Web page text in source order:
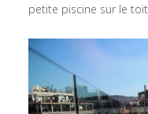
petite piscine sur le